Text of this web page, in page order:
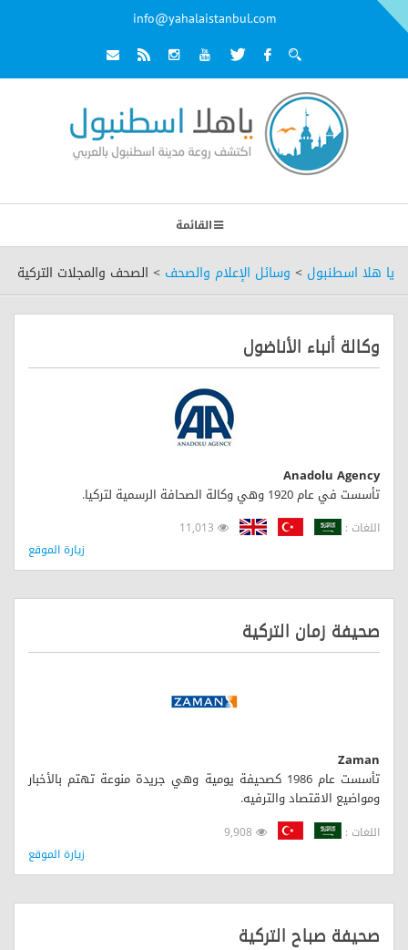
info@yahalaistanbul.com
القائمة
يا هلا اسطنبول > وسائل الإعلام والصحف > الصحف والمجلات التركية
وكالة أنباء الأناضول
Anadolu Agency
تأسست في عام 1920 وهي وكالة الصحافة الرسمية لتركيا.
اللغات :
زيارة الموقع
صحيفة زمان التركية
Zaman
تأسست عام 1986 كصحيفة يومية وهي جريدة منوعة تهتم بالأخبار
ومواضيع الاقتصاد والترفيه.
اللغات :
زيارة الموقع
صحيفة صباح التركية